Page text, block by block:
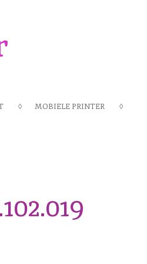
MOBIELE PRINTER